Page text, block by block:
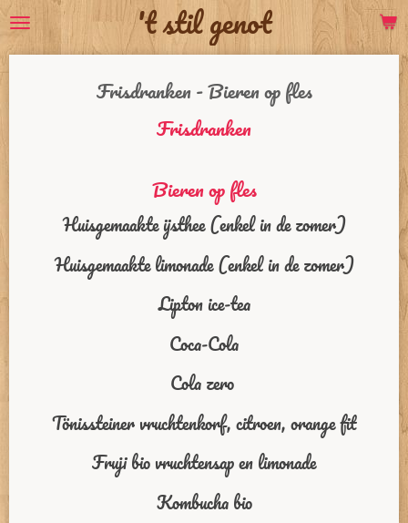
Ga
't stil genot
Frisdranken - Bieren op fles
Frisdranken
Bieren op fles
Huisgemaakte ijsthee (enkel in de zomer)
Huisgemaakte limonade (enkel in de zomer)
Lipton ice-tea
Coca-Cola
Cola zero
Tönissteiner vruchtenkorf, citroen, orange fit
Fruji bio vruchtensap en limonade
Kombucha bio